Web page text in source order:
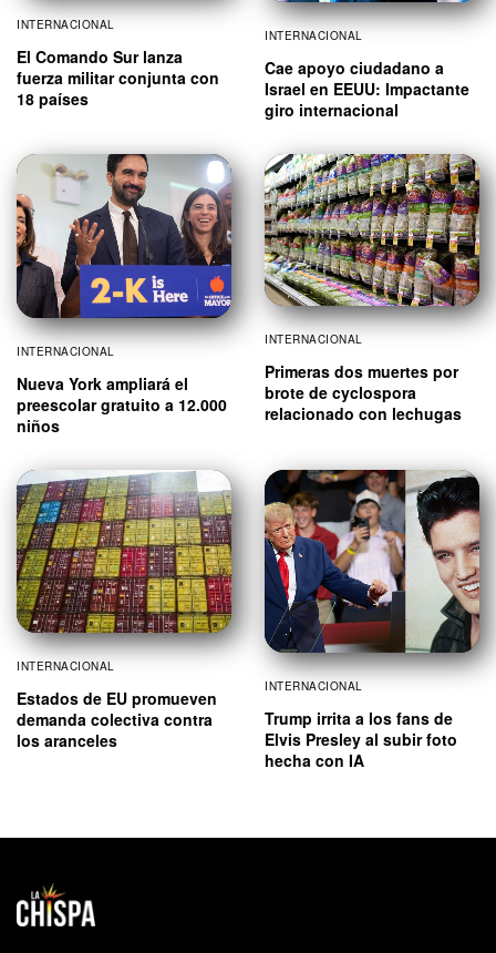
INTERNACIONAL
El Comando Sur lanza
fuerza militar conjunta con
18 países
INTERNACIONAL
Cae apoyo ciudadano a
Israel en EEUU: Impactante
giro internacional
INTERNACIONAL
Nueva York ampliará el
preescolar gratuito a 12.000
niños
INTERNACIONAL
Primeras dos muertes por
brote de cyclospora
relacionado con lechugas
INTERNACIONAL
Estados de EU promueven
demanda colectiva contra
los aranceles
INTERNACIONAL
Trump irrita a los fans de
Elvis Presley al subir foto
hecha con IA